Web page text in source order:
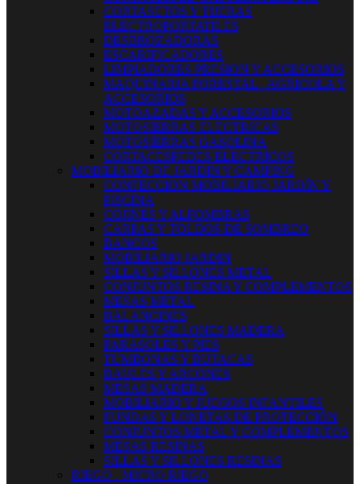
CORTASETOS Y TIJERAS
ELECTROPORTATILES
DESBROZADORAS
ESCARIFICADORES
LIMPIADORES PRESION Y ACCESORIOS
MAQUINARIA FORESTAL - AGRICOLA Y
ACCESORIOS
MOTOAZADAS Y ACCESORIOS
MOTOSIERRAS ELECTRICAS
MOTOSIERRAS GASOLINA
CORTACESPEDES ELECTRICOS
MOBILIARIO DE JARDIN Y CAMPING
CONFECCION MOBILIARIO JARDÍN Y
PISCINA
COJINES Y ALFOMBRAS
CARPAS Y TOLDOS DE SOMBREO
BANCOS
MOBILIARIO JARDIN
SILLAS Y SILLONES METAL
CONJUNTOS RESINA Y COMPLEMENTOS
MESAS METAL
BALANCINES
SILLAS Y SILLONES MADERA
PARASOLES Y PIES
TUMBONAS Y BUTACAS
BAULES Y ARCONES
MESAS MADERA
MOBILIARIO Y JUEGOS INFANTILES
FUNDAS Y LONETAS DE PROTECCIÓN
CONJUNTOS METAL Y COMPLEMENTOS
MESAS RESINAS
SILLAS Y SILLONES RESINAS
RIEGO - MICRO RIEGO